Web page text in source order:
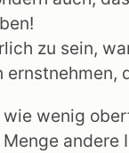
zu sein,
wenig
andere